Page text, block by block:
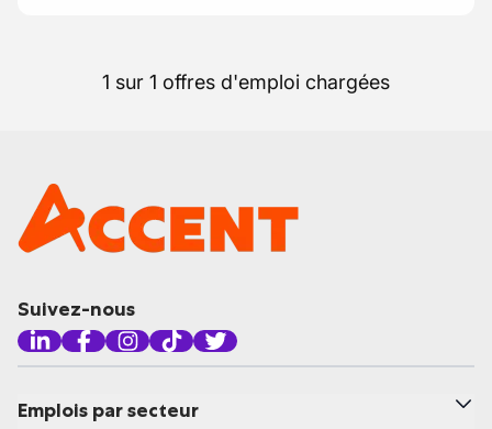
1 sur 1 offres d'emploi chargées
Suivez-nous
Emplois par secteur